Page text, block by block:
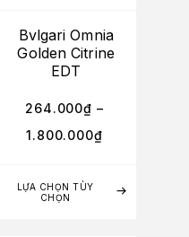
LỰA CHỌN TÙY
CHỌN
Bvlgari Omnia
Golden Citrine
EDT
264.000₫ –
1.800.000₫